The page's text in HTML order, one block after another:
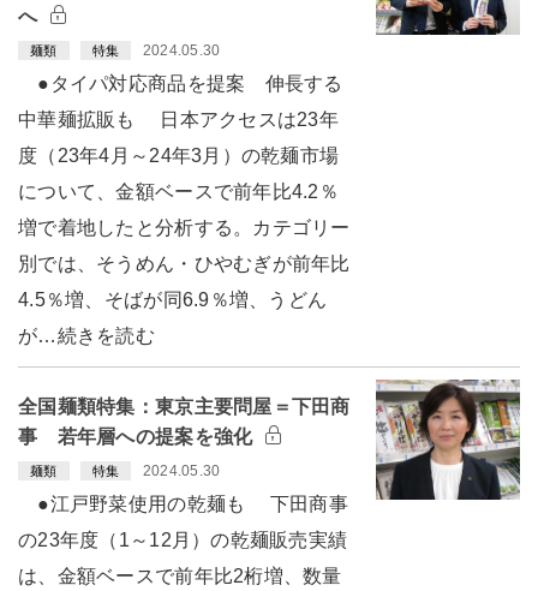
へ
麺類 特集 2024.05.30
●タイパ対応商品を提案 伸長する
中華麺拡販も 日本アクセスは23年
度（23年4月～24年3月）の乾麺市場
について、金額ベースで前年比4.2％
増で着地したと分析する。カテゴリー
別では、そうめん・ひやむぎが前年比
4.5％増、そばが同6.9％増、うどん
が…続きを読む
全国麺類特集：東京主要問屋＝下田商
事 若年層への提案を強化
麺類 特集 2024.05.30
●江戸野菜使用の乾麺も 下田商事
の23年度（1～12月）の乾麺販売実績
は、金額ベースで前年比2桁増、数量